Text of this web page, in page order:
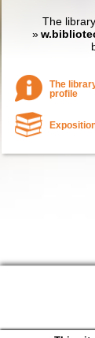
The
»
The
profile